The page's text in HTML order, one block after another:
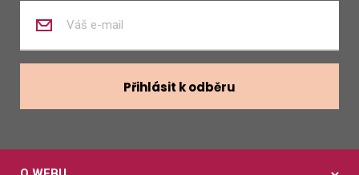
váš
mail
Přihlásit k odběru